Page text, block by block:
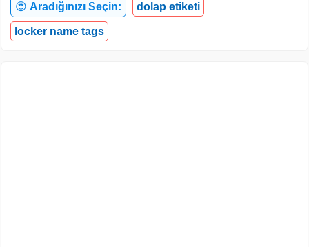
😍 Aradığınızı Seçin: dolap etiketi
locker name tags